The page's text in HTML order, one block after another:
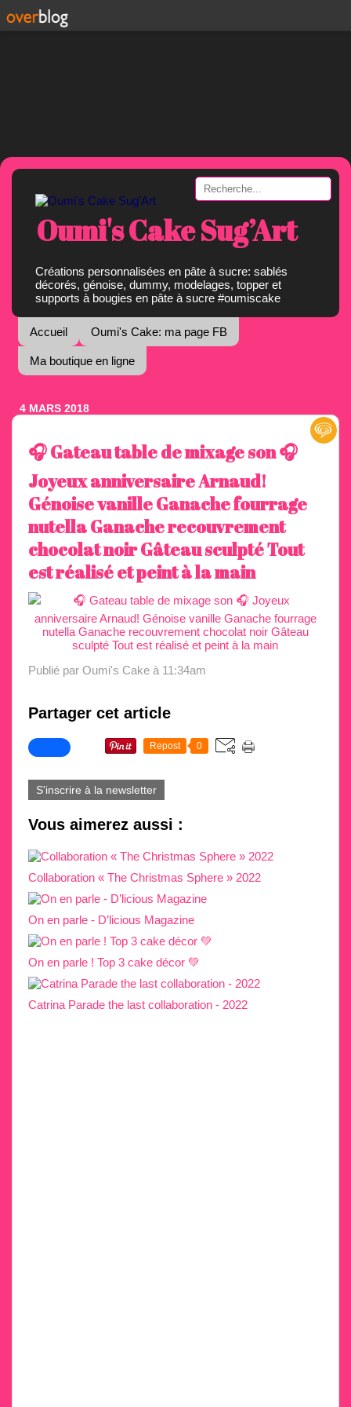
Oumi's Cake Sug’Art
Créations personnalisées en pâte à sucre: sablés
décorés, génoise, dummy, modelages, topper et
supports à bougies en pâte à sucre #oumiscake
Accueil Oumi's Cake: ma page FB
Ma boutique en ligne
4 MARS 2018
🎧 Gateau table de mixage son 🎧
Joyeux anniversaire Arnaud!
Génoise vanille Ganache fourrage
nutella Ganache recouvrement
chocolat noir Gâteau sculpté Tout
est réalisé et peint à la main
Publié par Oumi's Cake à 11:34am
Partager cet article
Repost 0
S'inscrire à la newsletter
Vous aimerez aussi :
Collaboration « The Christmas Sphere » 2022
On en parle - D’licious Magazine
On en parle ! Top 3 cake décor 💚
Catrina Parade the last collaboration - 2022